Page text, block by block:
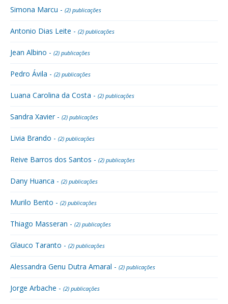
Simona Marcu - (2) publicações
Antonio Dias Leite - (2) publicações
Jean Albino - (2) publicações
Pedro Ávila - (2) publicações
Luana Carolina da Costa - (2) publicações
Sandra Xavier - (2) publicações
Livia Brando - (2) publicações
Reive Barros dos Santos - (2) publicações
Dany Huanca - (2) publicações
Murilo Bento - (2) publicações
Thiago Masseran - (2) publicações
Glauco Taranto - (2) publicações
Alessandra Genu Dutra Amaral - (2) publicações
Jorge Arbache - (2) publicações